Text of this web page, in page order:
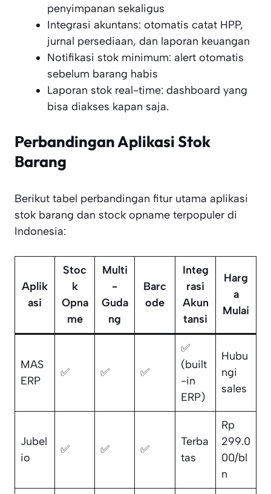
penyimpanan sekaligus
Integrasi akuntans: otomatis catat HPP,
jurnal persediaan, dan laporan keuangan
Notifikasi stok minimum: alert otomatis
sebelum barang habis
Laporan stok real-time: dashboard yang
bisa diakses kapan saja.
Perbandingan Aplikasi Stok
Barang
Berikut tabel perbandingan fitur utama aplikasi
stok barang dan stock opname terpopuler di
Indonesia:
Aplik
asi
Stoc
k
Opna
me
Multi
-
Guda
ng
Barc
ode
Integ
rasi
Akun
tansi
Harg
a
Mulai
MAS
ERP
✅ ✅ ✅
✅
(built
-in
ERP)
Hubu
ngi
sales
Jubel
io
✅ ✅ ✅
Terba
tas
Rp
299.0
00/bl
n